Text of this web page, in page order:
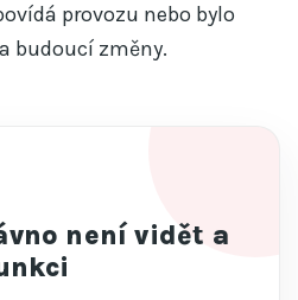
provozu nebo bylo
budoucí změny.
není vidět a